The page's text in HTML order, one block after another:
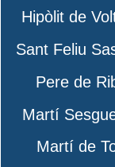
Hipòlit de
Sant Feliu
Pere de
Martí
Martí de